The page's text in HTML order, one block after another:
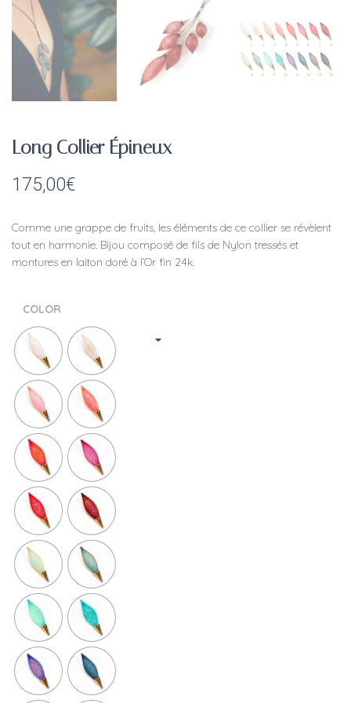
Long Collier Épineux
175,00€
Comme une grappe de fruits, les éléments de ce collier se révèlent
tout en harmonie. Bijou composé de fils de Nylon tressés et
montures en laiton doré à l’Or fin 24k.
COLOR